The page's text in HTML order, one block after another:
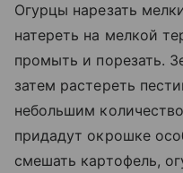
Огурцы нарезать
натереть на мелкой
промыть и порезать.
затем растереть
небольшим
придадут окрошке
смешать картофель,